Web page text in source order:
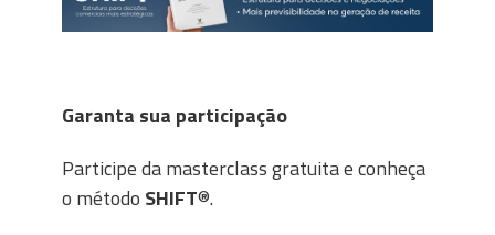
Garanta sua participação
Participe da masterclass gratuita e conheça
o método SHIFT®.